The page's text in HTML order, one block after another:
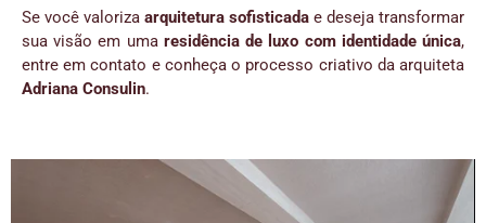
Se você valoriza arquitetura sofisticada e deseja transformar
sua visão em uma residência de luxo com identidade única,
entre em contato e conheça o processo criativo da arquiteta
Adriana Consulin.